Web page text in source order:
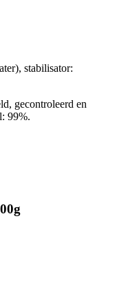
stabilisator:
gecontroleerd en
99%.